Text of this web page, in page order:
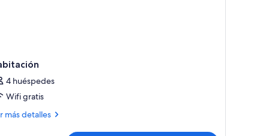
4 huéspedes
Wifi gratis
más detalles